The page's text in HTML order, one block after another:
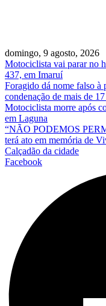
domingo, 9 agosto, 2026
Motociclista vai parar no
437, em Imaruí
Foragido dá nome falso à
condenação de mais de
Motociclista morre após
em Laguna
“NÃO PODEMOS
terá ato em memória de
Calçadão da cidade
Facebook